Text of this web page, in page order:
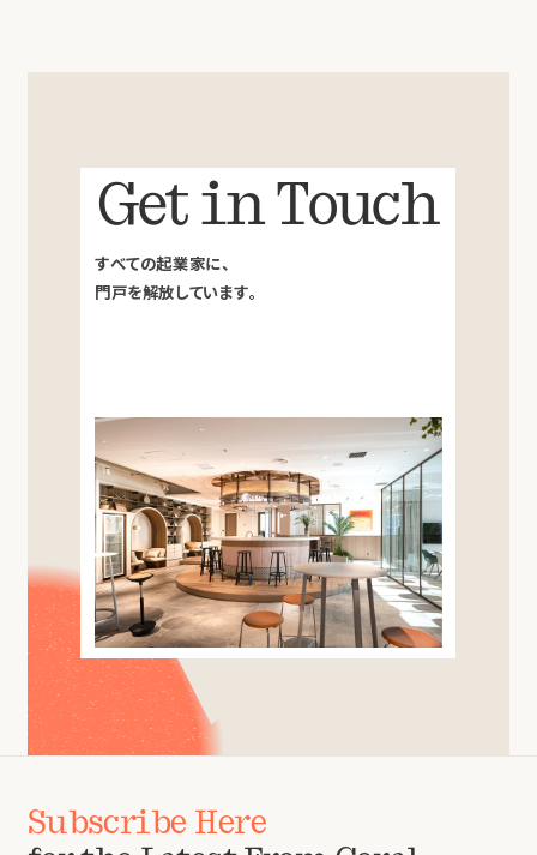
Get in Touch
すべての起業家に、
門戸を解放しています。
Subscribe Here